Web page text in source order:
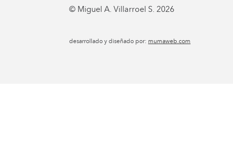
© Miguel A. Villarroel S. 2026
desarrollado y diseñado por: mumaweb.com